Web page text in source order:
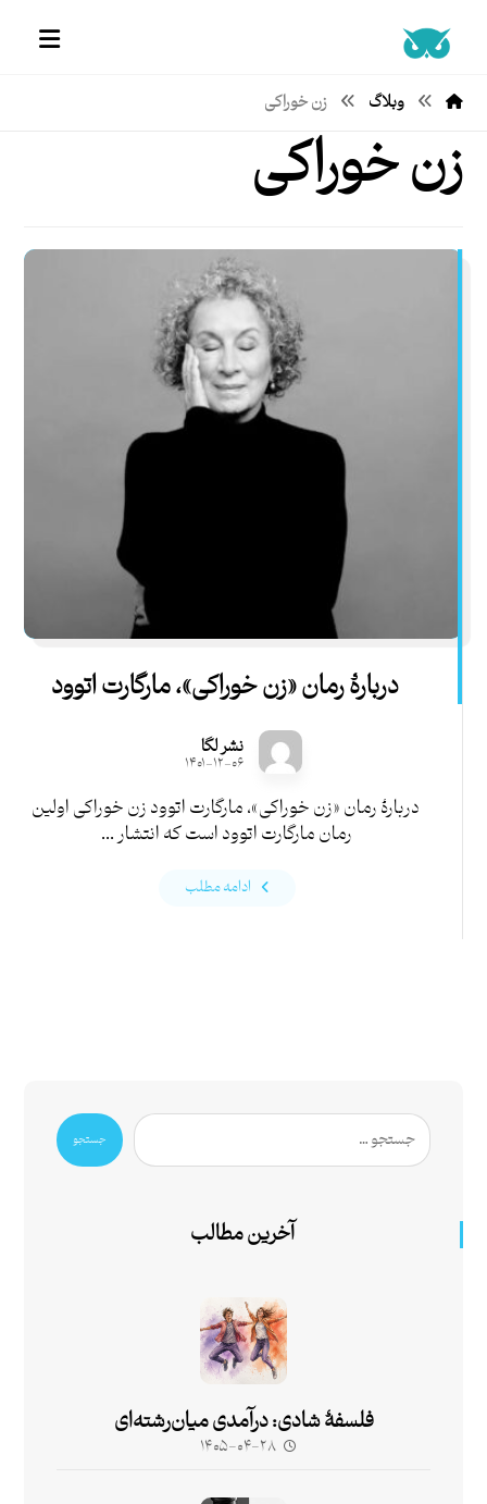
وبلاگ زن خوراکی
زن خوراکی
دربارۀ رمان «زن خوراکی»، مارگارت اتوود
نشر لگا
۱۴۰۱-۱۲-۰۶
دربارۀ رمان «زن خوراکی»، مارگارت اتوود زن خوراکی اولین
رمان مارگارت اتوود است که انتشار ...
ادامه مطلب
جستجو
آخرین مطالب
فلسفۀ شادی: درآمدی میان‌رشته‌ای
۱۴۰۵-۰۴-۲۸